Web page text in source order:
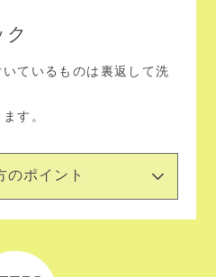
ているものは裏返して洗
す。
のポイント